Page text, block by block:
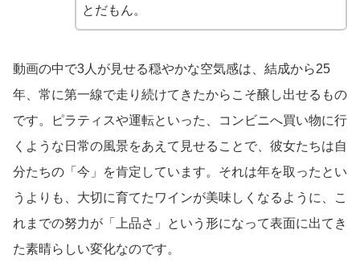
とだもん。
動画の中で3人が見せる穏やかな空気感は、結成から25
年、常に第一線で走り続けてきたからこそ醸し出せるもの
です。ピラティスや運転といった、コンビニへ買い物に行
くような日常の風景をあえて見せることで、彼女たちは自
分たちの「今」を肯定しています。それは年を取ったとい
うよりも、大切に育てたワインが美味しくなるように、こ
れまでの努力が「上品さ」という形になって表面に出てき
た素晴らしい変化なのです。